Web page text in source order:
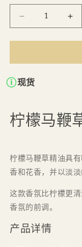
檬
马
鞭
精
油
毫
升
数
量
檬
精
油
毫
升
数
现货
柠檬马鞭
柠檬马鞭草精油具
香和花香，并以淡淡
这款香氛比柠檬更
香氛的前调。
产品详情